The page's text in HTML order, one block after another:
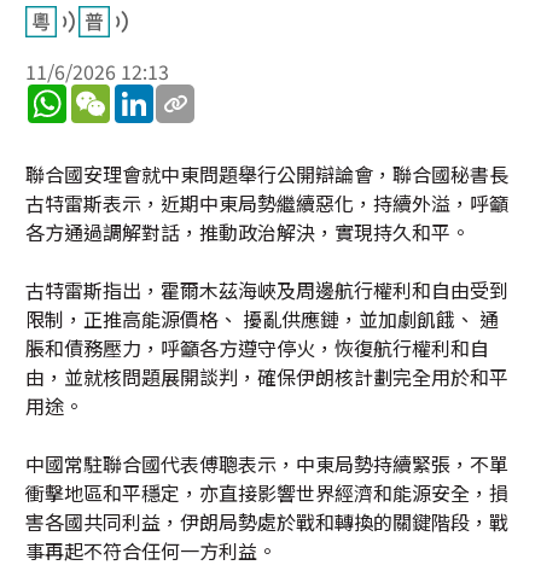
11/6/2026 12:13
WhatsApp
WeChatLinkedIn
聯合國安理會就中東問題舉行公開辯論會，聯合國秘書長
古特雷斯表示，近期中東局勢繼續惡化，持續外溢，呼籲
各方通過調解對話，推動政治解決，實現持久和平。
古特雷斯指出，霍爾木茲海峽及周邊航行權利和自由受到
限制，正推高能源價格、 擾亂供應鏈，並加劇飢餓、 通
脹和債務壓力，呼籲各方遵守停火，恢復航行權利和自
由，並就核問題展開談判，確保伊朗核計劃完全用於和平
用途。
中國常駐聯合國代表傅聰表示，中東局勢持續緊張，不單
衝擊地區和平穩定，亦直接影響世界經濟和能源安全，損
害各國共同利益，伊朗局勢處於戰和轉換的關鍵階段，戰
事再起不符合任何一方利益。